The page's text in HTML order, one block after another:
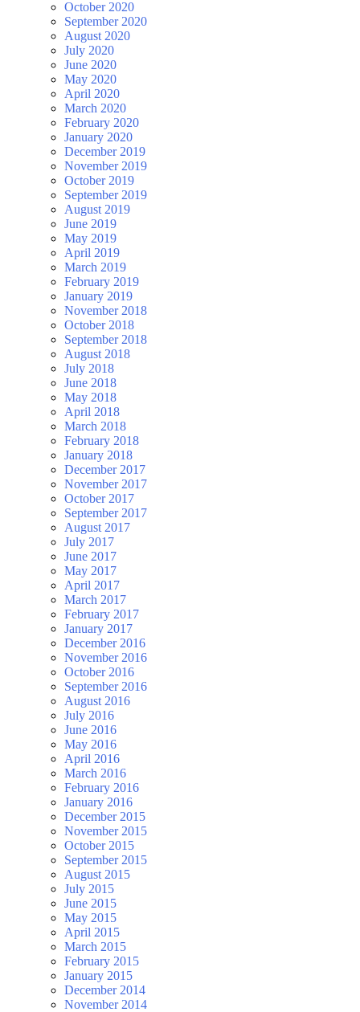
October 2020
September 2020
August 2020
July 2020
June 2020
May 2020
April 2020
March 2020
February 2020
January 2020
December 2019
November 2019
October 2019
September 2019
August 2019
June 2019
May 2019
April 2019
March 2019
February 2019
January 2019
November 2018
October 2018
September 2018
August 2018
July 2018
June 2018
May 2018
April 2018
March 2018
February 2018
January 2018
December 2017
November 2017
October 2017
September 2017
August 2017
July 2017
June 2017
May 2017
April 2017
March 2017
February 2017
January 2017
December 2016
November 2016
October 2016
September 2016
August 2016
July 2016
June 2016
May 2016
April 2016
March 2016
February 2016
January 2016
December 2015
November 2015
October 2015
September 2015
August 2015
July 2015
June 2015
May 2015
April 2015
March 2015
February 2015
January 2015
December 2014
November 2014